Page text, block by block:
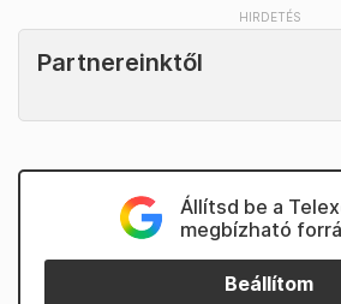
Partnereinktől
Állítsd be a
megbízható
Beállítom